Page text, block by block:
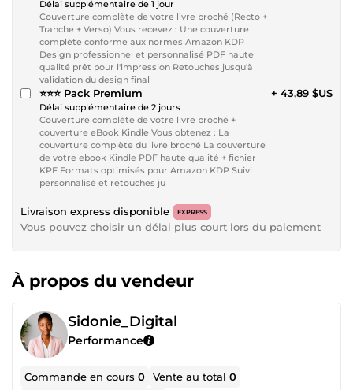
Délai supplémentaire de 1 jour
Couverture complète de votre livre broché (Recto +
Tranche + Verso) Vous recevez : Une couverture
complète conforme aux normes Amazon KDP
Design professionnel et personnalisé PDF haute
qualité prêt pour l'impression Retouches jusqu'à
validation du design final
⭐⭐⭐ Pack Premium
Délai supplémentaire de 2 jours
Couverture complète de votre livre broché +
couverture eBook Kindle Vous obtenez : La
couverture complète du livre broché La couverture
de votre ebook Kindle PDF haute qualité + fichier
KPF Formats optimisés pour Amazon KDP Suivi
personnalisé et retouches ju
+ 43,89 $US
Livraison express disponible EXPRESS
Vous pouvez choisir un délai plus court lors du paiement
À propos du vendeur
Sidonie_Digital
Performance
Commande en cours0 Vente au total0